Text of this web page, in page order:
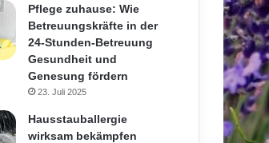
Pflege zuhause: Wie
Betreuungskräfte in der
24-Stunden-Betreuung
Gesundheit und
Genesung fördern
23. Juli 2025
Hausstauballergie
wirksam bekämpfen